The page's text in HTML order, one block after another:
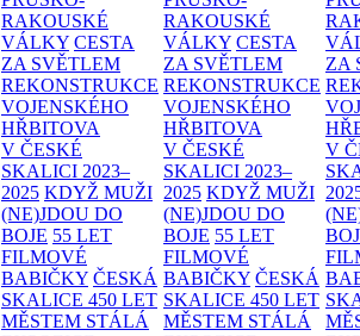
RAKOUSKÉ
VÁLKY CESTA
ZA SVĚTLEM
REKONSTRUKCE
VOJENSKÉHO
HŘBITOVA
V ČESKÉ
SKALICI 2023–
2025 KDYŽ MUŽI
(NE)JDOU DO
BOJE 55 LET
FILMOVÉ
BABIČKY ČESKÁ
SKALICE 450 LET
MĚSTEM STÁLÁ
RAKOUSKÉ
VÁLKY CESTA
ZA SVĚTLEM
REKONSTRUKCE
VOJENSKÉHO
HŘBITOVA
V ČESKÉ
SKALICI 2023–
2025 KDYŽ MUŽI
(NE)JDOU DO
BOJE 55 LET
FILMOVÉ
BABIČKY ČESKÁ
SKALICE 450 LET
MĚSTEM STÁLÁ
ZA
V